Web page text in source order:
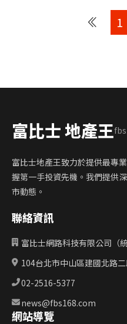
1
富比士 地產王
富比士地產王致力於提供最專
握第一手投資先機。我們提供
市動態。
聯絡資訊
富比士網路科技有限公司（
104台北市中山區建國北路
02-2516-5377
news@fbs168.com
網站導覽